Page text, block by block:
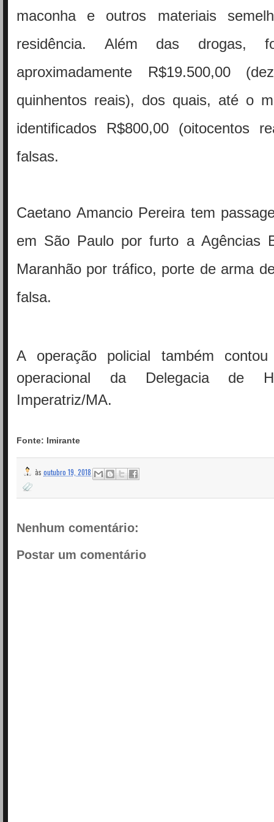
maconha e outros materiais
residência. Além das drogas,
aproximadamente R$19.500,00
quinhentos reais), dos quais, até o
identificados R$800,00 (oitocentos
falsas.
Caetano Amancio Pereira tem
em São Paulo por furto a Agências
Maranhão por tráfico, porte de arma
falsa.
A operação policial também
operacional da Delegacia de
Imperatriz/MA.
Fonte: Imirante
às outubro 19, 2018
Nenhum comentário:
Postar um comentário